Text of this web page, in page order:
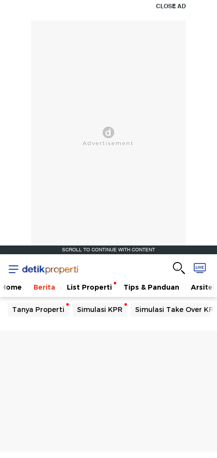
CLOSE AD
SCROLL TO CONTINUE WITH CONTENT
Home Berita List Properti Tips & Panduan
Tanya Properti Simulasi KPR Simulasi Take Over